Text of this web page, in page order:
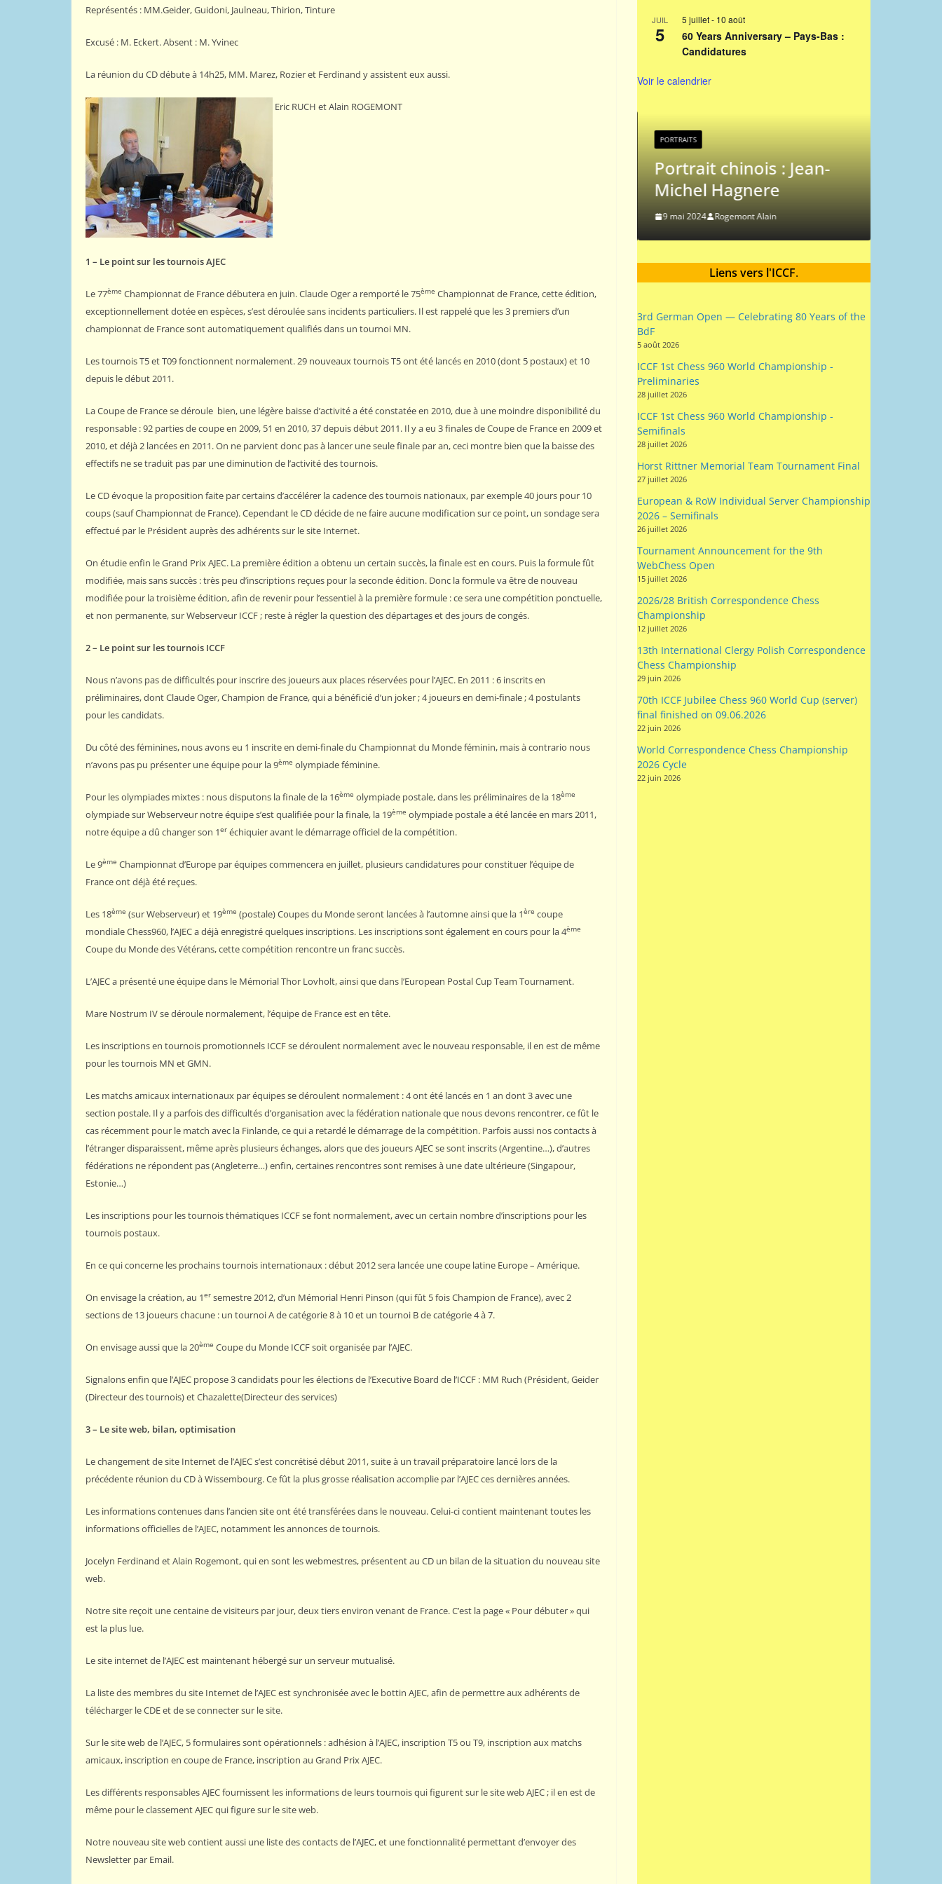
Représentés : MM.Geider, Guidoni, Jaulneau, Thirion, Tinture
Excusé : M. Eckert. Absent : M. Yvinec
La réunion du CD débute à 14h25, MM. Marez, Rozier et Ferdinand y assistent eux aussi.
Eric RUCH et Alain ROGEMONT
1 – Le point sur les tournois AJEC
Le 77ème Championnat de France débutera en juin. Claude Oger a remporté le 75ème Championnat de France, cette édition,
exceptionnellement dotée en espèces, s’est déroulée sans incidents particuliers. Il est rappelé que les 3 premiers d’un
championnat de France sont automatiquement qualifiés dans un tournoi MN.
Les tournois T5 et T09 fonctionnent normalement. 29 nouveaux tournois T5 ont été lancés en 2010 (dont 5 postaux) et 10
depuis le début 2011.
La Coupe de France se déroule bien, une légère baisse d’activité a été constatée en 2010, due à une moindre disponibilité du
responsable : 92 parties de coupe en 2009, 51 en 2010, 37 depuis début 2011. Il y a eu 3 finales de Coupe de France en 2009 et
2010, et déjà 2 lancées en 2011. On ne parvient donc pas à lancer une seule finale par an, ceci montre bien que la baisse des
effectifs ne se traduit pas par une diminution de l’activité des tournois.
Le CD évoque la proposition faite par certains d’accélérer la cadence des tournois nationaux, par exemple 40 jours pour 10
coups (sauf Championnat de France). Cependant le CD décide de ne faire aucune modification sur ce point, un sondage sera
effectué par le Président auprès des adhérents sur le site Internet.
On étudie enfin le Grand Prix AJEC. La première édition a obtenu un certain succès, la finale est en cours. Puis la formule fût
modifiée, mais sans succès : très peu d’inscriptions reçues pour la seconde édition. Donc la formule va être de nouveau
modifiée pour la troisième édition, afin de revenir pour l’essentiel à la première formule : ce sera une compétition ponctuelle,
et non permanente, sur Webserveur ICCF ; reste à régler la question des départages et des jours de congés.
2 – Le point sur les tournois ICCF
Nous n’avons pas de difficultés pour inscrire des joueurs aux places réservées pour l’AJEC. En 2011 : 6 inscrits en
préliminaires, dont Claude Oger, Champion de France, qui a bénéficié d’un joker ; 4 joueurs en demi-finale ; 4 postulants
pour les candidats.
Du côté des féminines, nous avons eu 1 inscrite en demi-finale du Championnat du Monde féminin, mais à contrario nous
n’avons pas pu présenter une équipe pour la 9ème olympiade féminine.
Pour les olympiades mixtes : nous disputons la finale de la 16ème olympiade postale, dans les préliminaires de la 18ème
olympiade sur Webserveur notre équipe s’est qualifiée pour la finale, la 19ème olympiade postale a été lancée en mars 2011,
notre équipe a dû changer son 1er échiquier avant le démarrage officiel de la compétition.
Le 9ème Championnat d’Europe par équipes commencera en juillet, plusieurs candidatures pour constituer l’équipe de
France ont déjà été reçues.
Les 18ème (sur Webserveur) et 19ème (postale) Coupes du Monde seront lancées à l’automne ainsi que la 1ère coupe
mondiale Chess960, l’AJEC a déjà enregistré quelques inscriptions. Les inscriptions sont également en cours pour la 4ème
Coupe du Monde des Vétérans, cette compétition rencontre un franc succès.
L’AJEC a présenté une équipe dans le Mémorial Thor Lovholt, ainsi que dans l’European Postal Cup Team Tournament.
Mare Nostrum IV se déroule normalement, l’équipe de France est en tête.
Les inscriptions en tournois promotionnels ICCF se déroulent normalement avec le nouveau responsable, il en est de même
pour les tournois MN et GMN.
Les matchs amicaux internationaux par équipes se déroulent normalement : 4 ont été lancés en 1 an dont 3 avec une
section postale. Il y a parfois des difficultés d’organisation avec la fédération nationale que nous devons rencontrer, ce fût le
cas récemment pour le match avec la Finlande, ce qui a retardé le démarrage de la compétition. Parfois aussi nos contacts à
l’étranger disparaissent, même après plusieurs échanges, alors que des joueurs AJEC se sont inscrits (Argentine…), d’autres
fédérations ne répondent pas (Angleterre…) enfin, certaines rencontres sont remises à une date ultérieure (Singapour,
Estonie…)
Les inscriptions pour les tournois thématiques ICCF se font normalement, avec un certain nombre d’inscriptions pour les
tournois postaux.
En ce qui concerne les prochains tournois internationaux : début 2012 sera lancée une coupe latine Europe – Amérique.
On envisage la création, au 1er semestre 2012, d’un Mémorial Henri Pinson (qui fût 5 fois Champion de France), avec 2
sections de 13 joueurs chacune : un tournoi A de catégorie 8 à 10 et un tournoi B de catégorie 4 à 7.
On envisage aussi que la 20ème Coupe du Monde ICCF soit organisée par l’AJEC.
Signalons enfin que l’AJEC propose 3 candidats pour les élections de l’Executive Board de l’ICCF : MM Ruch (Président, Geider
(Directeur des tournois) et Chazalette(Directeur des services)
3 – Le site web, bilan, optimisation
Le changement de site Internet de l’AJEC s’est concrétisé début 2011, suite à un travail préparatoire lancé lors de la
précédente réunion du CD à Wissembourg. Ce fût la plus grosse réalisation accomplie par l’AJEC ces dernières années.
Les informations contenues dans l’ancien site ont été transférées dans le nouveau. Celui-ci contient maintenant toutes les
informations officielles de l’AJEC, notamment les annonces de tournois.
Jocelyn Ferdinand et Alain Rogemont, qui en sont les webmestres, présentent au CD un bilan de la situation du nouveau site
web.
Notre site reçoit une centaine de visiteurs par jour, deux tiers environ venant de France. C’est la page « Pour débuter » qui
est la plus lue.
Le site internet de l’AJEC est maintenant hébergé sur un serveur mutualisé.
La liste des membres du site Internet de l’AJEC est synchronisée avec le bottin AJEC, afin de permettre aux adhérents de
télécharger le CDE et de se connecter sur le site.
Sur le site web de l’AJEC, 5 formulaires sont opérationnels : adhésion à l’AJEC, inscription T5 ou T9, inscription aux matchs
amicaux, inscription en coupe de France, inscription au Grand Prix AJEC.
Les différents responsables AJEC fournissent les informations de leurs tournois qui figurent sur le site web AJEC ; il en est de
même pour le classement AJEC qui figure sur le site web.
Notre nouveau site web contient aussi une liste des contacts de l’AJEC, et une fonctionnalité permettant d’envoyer des
Newsletter par Email.
JUIL
5
5 juillet- 10 août
60 Years Anniversary – Pays-Bas :
Candidatures
Voir le calendrier
Jacob Estrine (Champion
du monde 1972-1976)
PORTRAITS
Portrait chinois : Jean-
Michel Hagnere
9 mai 2024 Rogemont Alain
Liens vers l'ICCF.
3rd German Open — Celebrating 80 Years of the
BdF
5 août 2026
ICCF 1st Chess 960 World Championship -
Preliminaries
28 juillet 2026
ICCF 1st Chess 960 World Championship -
Semifinals
28 juillet 2026
Horst Rittner Memorial Team Tournament Final
27 juillet 2026
European & RoW Individual Server Championship
2026 – Semifinals
26 juillet 2026
Tournament Announcement for the 9th
WebChess Open
15 juillet 2026
2026/28 British Correspondence Chess
Championship
12 juillet 2026
13th International Clergy Polish Correspondence
Chess Championship
29 juin 2026
70th ICCF Jubilee Chess 960 World Cup (server)
final finished on 09.06.2026
22 juin 2026
World Correspondence Chess Championship
2026 Cycle
22 juin 2026